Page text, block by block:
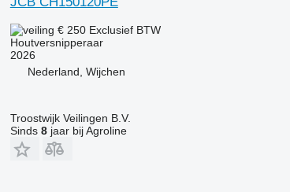
€ 250 Exclusief BTW
Houtversnipperaar
2026
Nederland, Wijchen
Troostwijk Veilingen B.V.
Sinds 8jaar bij Agroline